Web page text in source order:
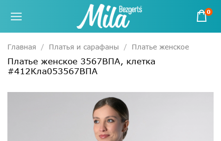
0
Главная Платья и сарафаны Платье женское
Платье женское 3567ВПА, клетка
#412Кла053567ВПА